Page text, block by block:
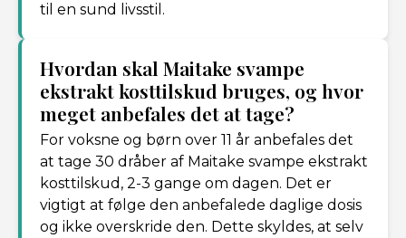
til en sund livsstil.
Hvordan skal Maitake svampe
ekstrakt kosttilskud bruges, og hvor
meget anbefales det at tage?
For voksne og børn over 11 år anbefales det
at tage 30 dråber af Maitake svampe ekstrakt
kosttilskud, 2-3 gange om dagen. Det er
vigtigt at følge den anbefalede daglige dosis
og ikke overskride den. Dette skyldes, at selv